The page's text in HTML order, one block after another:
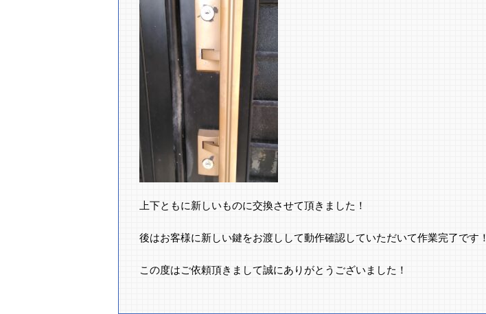
上下ともに新しいものに交換させて頂きました！
後はお客様に新しい鍵をお渡しして動作確認していただいて作業完了です！
この度はご依頼頂きまして誠にありがとうございました！